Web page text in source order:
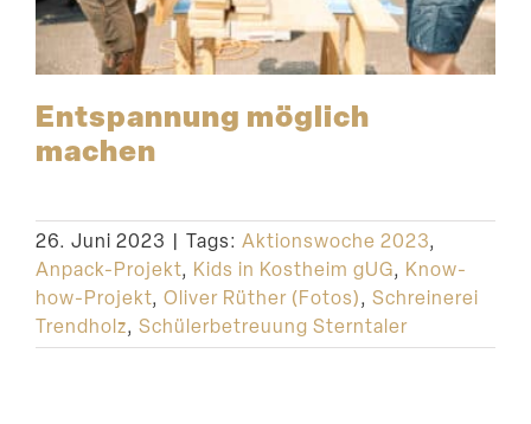
Entspannung möglich
machen
26. Juni 2023 | Tags: Aktionswoche 2023,
Anpack-Projekt, Kids in Kostheim gUG, Know-
how-Projekt, Oliver Rüther (Fotos), Schreinerei
Trendholz, Schülerbetreuung Sterntaler